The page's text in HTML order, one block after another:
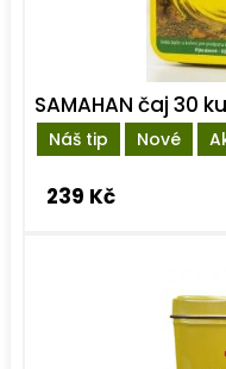
Náš tip Nové
SAMAHAN čaj 30
239 Kč